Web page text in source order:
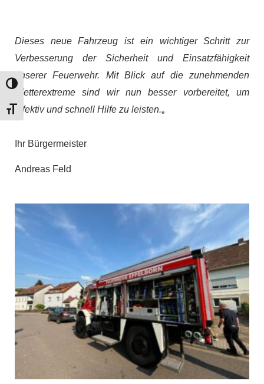
Umschalten auf hohe Kontraste
Schrift vergrößern
Dieses neue Fahrzeug ist ein wichtiger Schritt zur
Verbesserung der Sicherheit und Einsatzfähigkeit
unserer Feuerwehr. Mit Blick auf die zunehmenden
Wetterextreme sind wir nun besser vorbereitet, um
effektiv und schnell Hilfe zu leisten.„
Ihr Bürgermeister
Andreas Feld